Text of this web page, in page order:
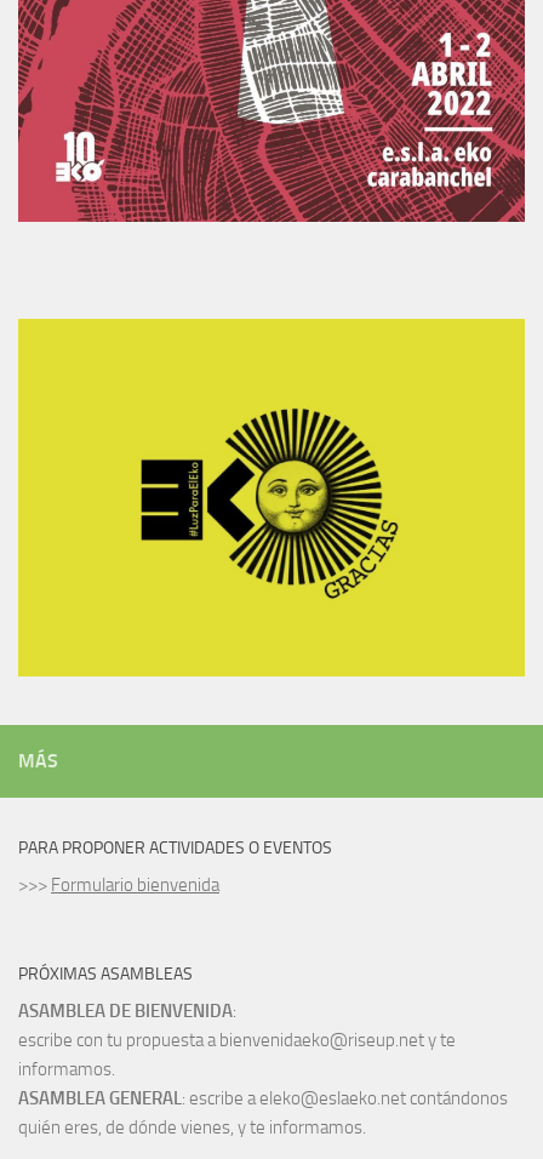
MÁS
PARA PROPONER ACTIVIDADES O EVENTOS
>>> Formulario bienvenida
PRÓXIMAS ASAMBLEAS
ASAMBLEA DE BIENVENIDA:
escribe con tu propuesta a bienvenidaeko@riseup.net y te
informamos.
ASAMBLEA GENERAL: escribe a eleko@eslaeko.net contándonos
quién eres, de dónde vienes, y te informamos.